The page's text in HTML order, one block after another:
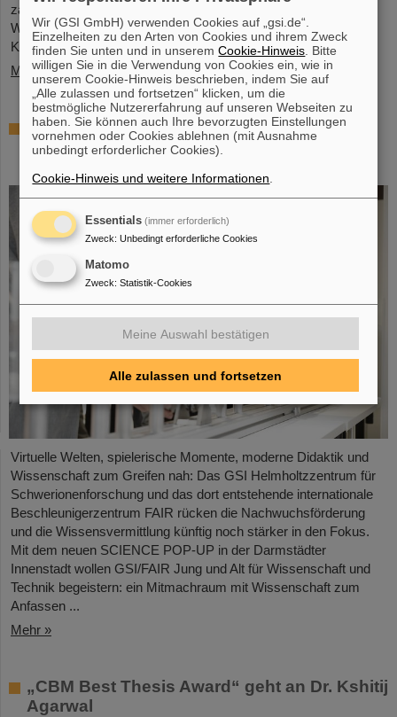
zahlreichen Vertreter*innen aus Politk, Wirtschaft und
Wissenschaft ein Memorandum of Understanding (MoU) zur
Kernfusion.
Mehr »
Schaufenster in die Spitzenforschung:
SCIENCE POP-UP von GSI/FAIR bringt
Virtuelle Welten, spielerische Momente, moderne Didaktik und
Wissenschaft zum Greifen nah: Das GSI Helmholtzzentrum für
Schwerionenforschung und das dort entstehende internationale
Beschleunigerzentrum FAIR rücken die Nachwuchsförderung
und die Wissensvermittlung künftig noch stärker in den Fokus.
Mit dem neuen SCIENCE POP-UP in der Darmstädter
Innenstadt wollen GSI/FAIR Jung und Alt für Wissenschaft und
Technik begeistern: ein Mitmachraum mit Wissenschaft zum
Anfassen ...
Mehr »
„CBM Best Thesis Award“ geht an Dr. Kshitij
Agarwal
Wir (GSI GmbH) verwenden Cookies auf „gsi.de“.
Einzelheiten zu den Arten von Cookies und ihrem Zweck
finden Sie unten und in unseremCookie-Hinweis . Bitte
willigen Sie in die Verwendung von Cookies ein, wie in
unserem Cookie-Hinweis beschrieben, indem Sie auf
„Alle zulassen und fortsetzen“ klicken, um die
bestmögliche Nutzererfahrung auf unseren Webseiten zu
haben. Sie können auch Ihre bevorzugten Einstellungen
vornehmen oder Cookies ablehnen (mit Ausnahme
unbedingt erforderlicher Cookies).
Cookie-Hinweis und weitere Informationen
Essentials (immer erforderlich)
Zweck: Unbedingt erforderliche Cookies
Matomo
Zweck: Statistik-Cookies
Meine Auswahl bestätigen
Alle zulassen und fortsetzen